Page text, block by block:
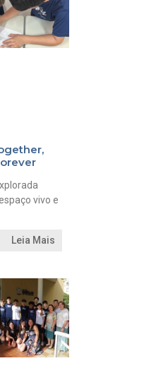
vivo e
Leia Mais